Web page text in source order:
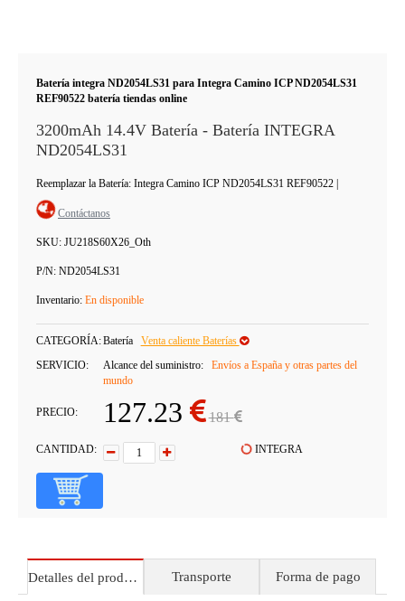
Batería integra ND2054LS31 para Integra Camino ICP ND2054LS31
REF90522 batería tiendas online
3200mAh 14.4V Batería - Batería INTEGRA
ND2054LS31
Reemplazar la Batería: Integra Camino ICP ND2054LS31 REF90522
Contáctanos
SKU: JU218S60X26_Oth
P/N: ND2054LS31
Inventario: En disponible
CATEGORÍA:Batería
Venta caliente Baterías
SERVICIO:
Alcance del suministro:
Envíos a España y otras partes del
mundo
PRECIO: 127.23 181
CANTIDAD: INTEGRA
Detalles del producto Transporte Forma de pago